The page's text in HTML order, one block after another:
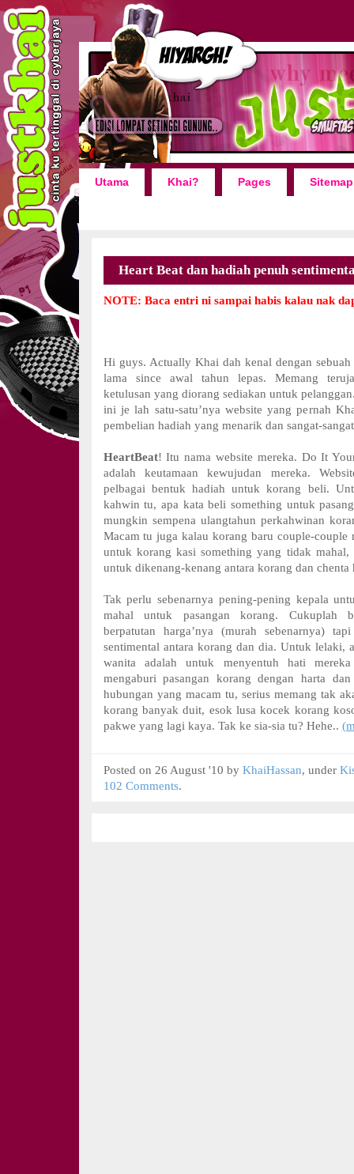
Utama Khai? Pages Sitemap
Heart Beat dan hadiah penuh
NOTE: Baca entri ni sampai habis kalau nak
Hi guys. Actually Khai dah kenal dengan sebuah
lama since awal tahun lepas. Memang
ketulusan yang diorang sediakan untuk
ini je lah satu-satu’nya website yang pernah
pembelian hadiah yang menarik dan sangat-
HeartBeat! Itu nama website mereka. Do It
adalah keutamaan kewujudan mereka.
pelbagai bentuk hadiah untuk korang beli.
kahwin tu, apa kata beli something untuk
mungkin sempena ulangtahun perkahwinan
Macam tu juga kalau korang baru couple-couple
untuk korang kasi something yang tidak mahal,
untuk dikenang-kenang antara korang dan chenta
Tak perlu sebenarnya pening-pening kepala
mahal untuk pasangan korang. Cukuplah
berpatutan harga’nya (murah sebenarnya)
sentimental antara korang dan dia. Untuk lelaki,
wanita adalah untuk menyentuh hati
mengaburi pasangan korang dengan harta
hubungan yang macam tu, serius memang tak
korang banyak duit, esok lusa kocek korang
pakwe yang lagi kaya. Tak ke sia-sia tu? Hehe..
Posted on 26 August '10 by KhaiHassan, under
102 Comments.